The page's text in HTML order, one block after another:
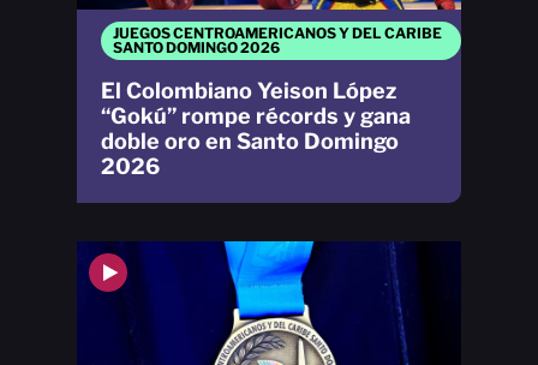
JUEGOS CENTROAMERICANOS Y DEL CARIBE
SANTO DOMINGO 2026
El Colombiano Yeison López
“Gokú” rompe récords y gana
doble oro en Santo Domingo
2026